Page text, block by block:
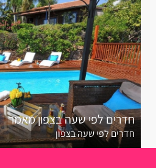
אליפלט
קרית ים
קרית ביאליק
רגבה
בית דגן
אשרת
חדרים לפי שעה בצפון מאמר
חדרים לפי שעה בצפון